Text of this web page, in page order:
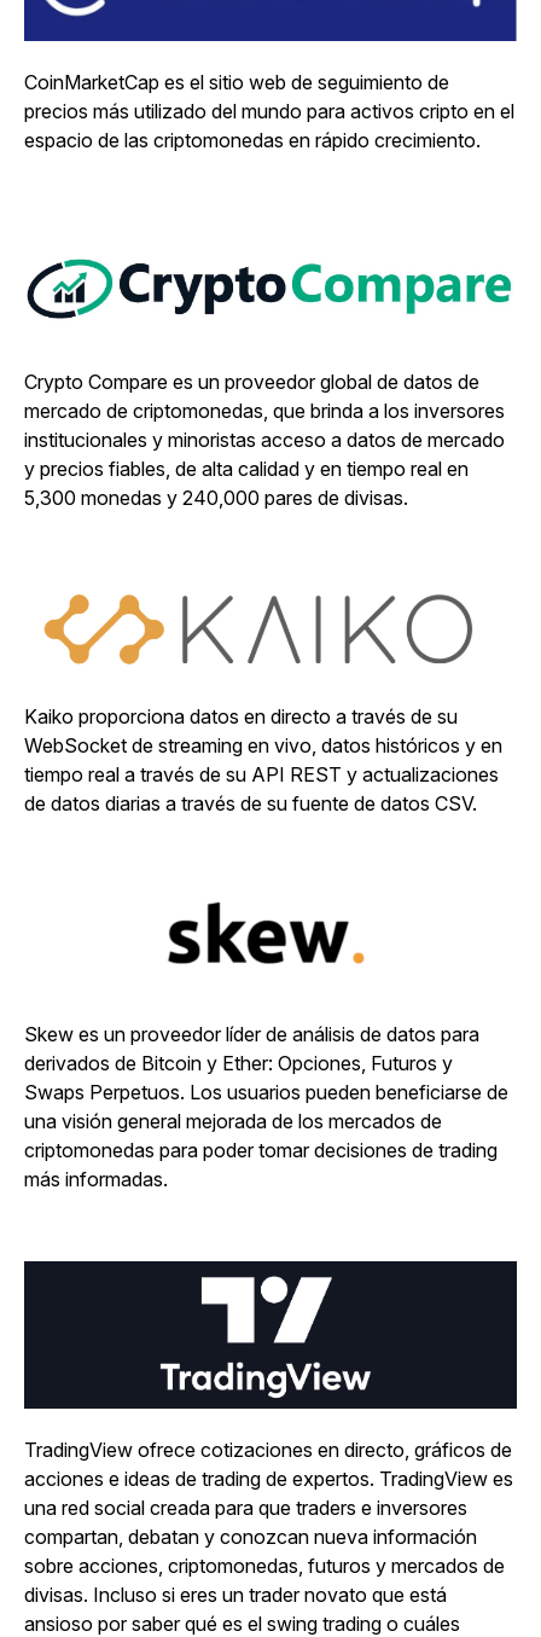
CoinMarketCap es el sitio web de seguimiento de
precios más utilizado del mundo para activos cripto en el
espacio de las criptomonedas en rápido crecimiento.
Crypto Compare es un proveedor global de datos de
mercado de criptomonedas, que brinda a los inversores
institucionales y minoristas acceso a datos de mercado
y precios fiables, de alta calidad y en tiempo real en
5,300 monedas y 240,000 pares de divisas.
Kaiko proporciona datos en directo a través de su
WebSocket de streaming en vivo, datos históricos y en
tiempo real a través de su API REST y actualizaciones
de datos diarias a través de su fuente de datos CSV.
Skew es un proveedor líder de análisis de datos para
derivados de Bitcoin y Ether: Opciones, Futuros y
Swaps Perpetuos. Los usuarios pueden beneficiarse de
una visión general mejorada de los mercados de
criptomonedas para poder tomar decisiones de trading
más informadas.
TradingView ofrece cotizaciones en directo, gráficos de
acciones e ideas de trading de expertos. TradingView es
una red social creada para que traders e inversores
compartan, debatan y conozcan nueva información
sobre acciones, criptomonedas, futuros y mercados de
divisas. Incluso si eres un trader novato que está
ansioso por saber qué es el swing trading o cuáles